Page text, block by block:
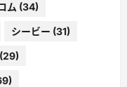
ム (34)
シービー (31)
(29)